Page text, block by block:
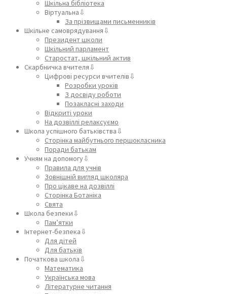
Шкільна бібліотека
Віртуальна⇩
За прізвищами письменників
Шкільне самоврядування⇩
Президент школи
Шкільний парламент
Старостат, шкільний актив
Скарбничка вчителя⇩
Цифрові ресурси вчителів⇩
Розробки уроків
З досвіду роботи
Позакласні заходи
Відкриті уроки
На дозвіллі релаксуємо
Школа успішного батьківства⇩
Сторінка майбутнього першокласника
Поради батькам
Учням на допомогу⇩
Правила для учнів
Зовнішній вигляд школяра
Про цікаве на дозвіллі
Сторінка Ботаніка
Свята
Школа безпеки⇩
Пам’ятки
Інтернет-безпека⇩
Для дітей
Для батьків
Початкова школа⇩
Математика
Українська мова
Літературне читання